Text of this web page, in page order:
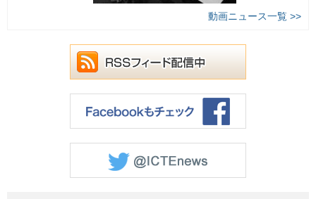
動画ニュース一覧 >>